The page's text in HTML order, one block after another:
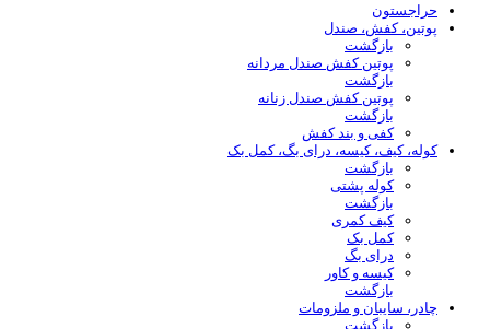
حراجستون
پوتین، کفش، صندل
بازگشت
پوتین کفش صندل مردانه
بازگشت
پوتین کفش صندل زنانه
بازگشت
کفی و بند کفش
کوله، کیف، کیسه، درای بگ، کمل بک
بازگشت
کوله پشتی
بازگشت
کیف کمری
کمل بک
درای بگ
کیسه و کاور
بازگشت
چادر، سایبان و ملزومات
بازگشت